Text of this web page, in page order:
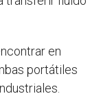
en
portátiles